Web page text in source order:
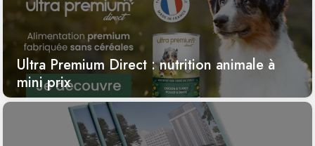
Ultra Premium Direct : nutrition animale à
mini prix